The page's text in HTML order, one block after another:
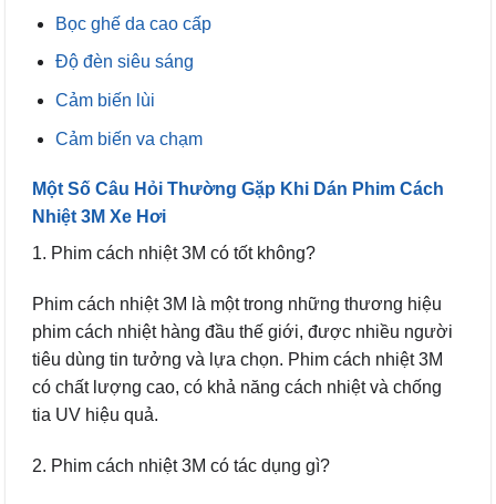
Bọc ghế da cao cấp
Độ đèn siêu sáng
Cảm biến lùi
Cảm biến va chạm
Một Số Câu Hỏi Thường Gặp Khi Dán Phim Cách
Nhiệt 3M Xe Hơi
1. Phim cách nhiệt 3M có tốt không?
Phim cách nhiệt 3M là một trong những thương hiệu
phim cách nhiệt hàng đầu thế giới, được nhiều người
tiêu dùng tin tưởng và lựa chọn. Phim cách nhiệt 3M
có chất lượng cao, có khả năng cách nhiệt và chống
tia UV hiệu quả.
2. Phim cách nhiệt 3M có tác dụng gì?